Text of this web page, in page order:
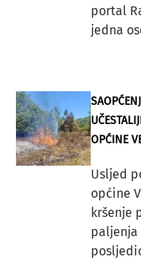
portal
jedna
OPĆINE
Usljed
općine
kršenje
paljenja